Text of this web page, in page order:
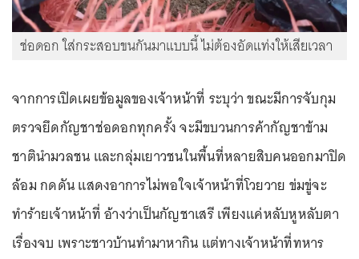
ช่อดอก ใส่กระสอบขนกันมาแบบนี้ ไม่ต้องอัดแท่งให้เสียเวลา
จากการเปิดเผยข้อมูลของเจ้าหน้าที่ ระบุว่า ขณะมีการจับกุม
ตรวจยึดกัญชาช่อดอกทุกครั้ง จะมีขบวนการค้ากัญชาข้าม
ชาตินำมวลชน และกลุ่มเยาวชนในพื้นที่หลายสิบคนออกมาปิด
ล้อม กดดัน แสดงอาการไม่พอใจเจ้าหน้าที่โวยวาย ข่มขู่จะ
ทำร้ายเจ้าหน้าที่ อ้างว่าเป็นกัญชาเสรี เพียงแค่หลับหูหลับตา
เรื่องจบ เพราะชาวบ้านทำมาหากิน แต่ทางเจ้าหน้าที่ทหาร